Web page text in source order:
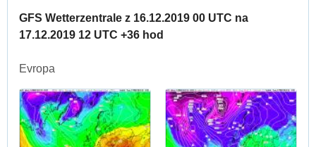
GFS Wetterzentrale z 16.12.2019 00 UTC na
17.12.2019 12 UTC +36 hod
Evropa